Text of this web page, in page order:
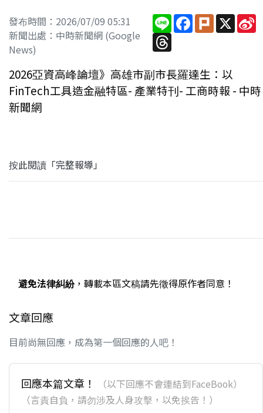
發布時間：2026/07/09 05:31
新聞出處：中時新聞網 (Google
News)
LineFacebook
PlurkX
Threads
2026亞資高峰論壇》高雄市副市長羅達生：以
FinTech工具造金融特區- 產業特刊- 工商時報 - 中時
新聞網
按此閱讀「完整報導」
避免法律糾紛，轉載本區文稿請先徵得原作者同意！
文章回應
目前尚無回應，成為第一個回應的人吧！
回應本篇文章！
（以下回應不會連結到FaceBook）
（言責自負，請勿涉及人身攻擊，以免挨告！）